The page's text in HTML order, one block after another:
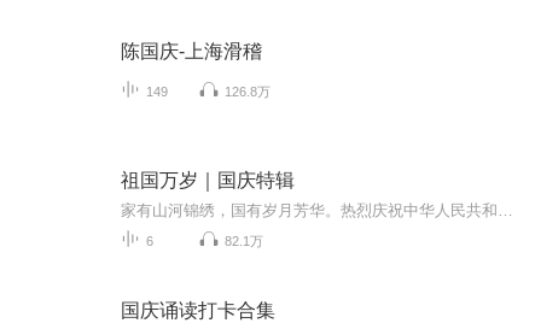
陈国庆-上海滑稽
149 126.8万
祖国万岁｜国庆特辑
6 82.1万
国庆诵读打卡合集